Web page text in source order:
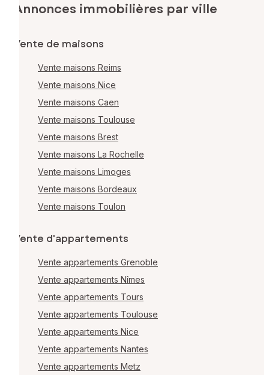
Annonces immobilières par ville
Vente de maisons
Vente maisons Reims
Vente maisons Nice
Vente maisons Caen
Vente maisons Toulouse
Vente maisons Brest
Vente maisons La Rochelle
Vente maisons Limoges
Vente maisons Bordeaux
Vente maisons Toulon
Vente d'appartements
Vente appartements Grenoble
Vente appartements Nîmes
Vente appartements Tours
Vente appartements Toulouse
Vente appartements Nice
Vente appartements Nantes
Vente appartements Metz